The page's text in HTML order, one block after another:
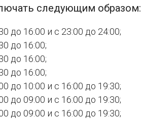
следующим образом:
до 16:00 и с 23:00 до 24:00;
до 16:00;
до 16:00;
до 16:00;
до 10:00 и с 16:00 до 19:30;
до 09:00 и с 16:00 до 19:30;
до 09:00 и с 16:00 до 19:30;